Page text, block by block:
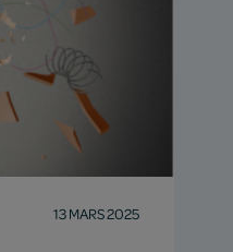
13 MARS 2025